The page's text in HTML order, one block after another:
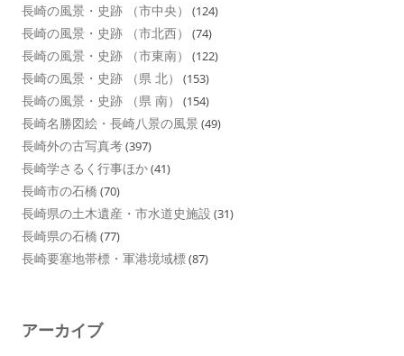
長崎の風景・史跡 （市中央） (124)
長崎の風景・史跡 （市北西） (74)
長崎の風景・史跡 （市東南） (122)
長崎の風景・史跡 （県 北） (153)
長崎の風景・史跡 （県 南） (154)
長崎名勝図絵・長崎八景の風景 (49)
長崎外の古写真考(397)
長崎学さるく行事ほか(41)
長崎市の石橋 (70)
長崎県の土木遺産・市水道史施設 (31)
長崎県の石橋 (77)
長崎要塞地帯標・軍港境域標(87)
アーカイブ